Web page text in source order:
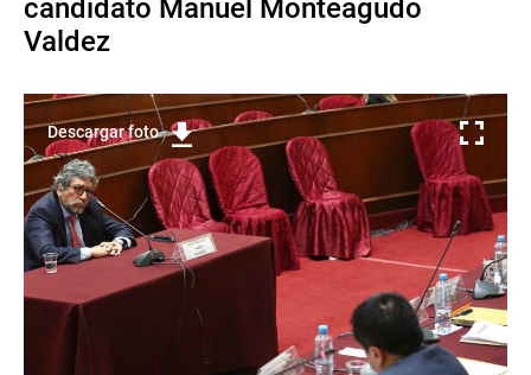
candidato Manuel Monteagudo
Valdez
Descargar foto